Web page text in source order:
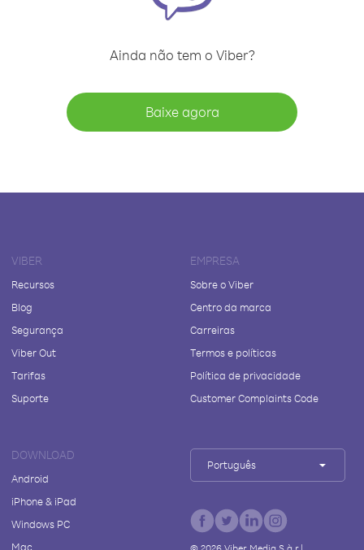
Ainda não tem o Viber?
Baixe agora
VIBER
Recursos
Blog
Segurança
Viber Out
Tarifas
Suporte
EMPRESA
Sobre o Viber
Centro da marca
Carreiras
Termos e políticas
Política de privacidade
Customer Complaints Code
DOWNLOAD
Android
iPhone & iPad
Windows PC
Mac
Português